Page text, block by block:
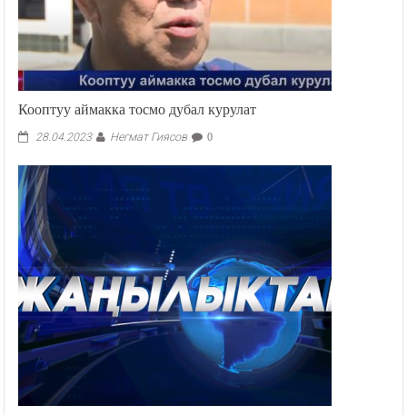
Кооптуу аймакка тосмо дубал курулат
28.04.2023 Негмат Гиясов 0